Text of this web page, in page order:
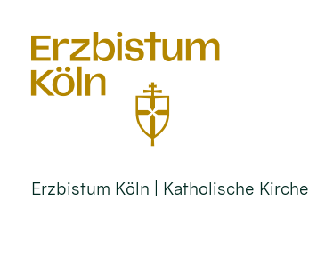
Erzbistum Köln | Katholische Kirche